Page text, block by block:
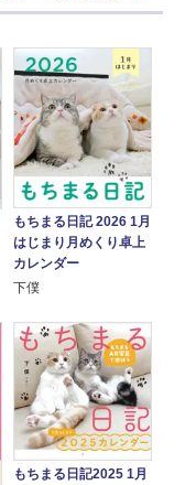
もちまる日記 2026 1月
はじまり月めくり卓上
カレンダー
下僕
もちまる日記2025 1月